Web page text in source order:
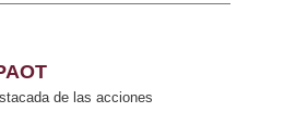
de las acciones